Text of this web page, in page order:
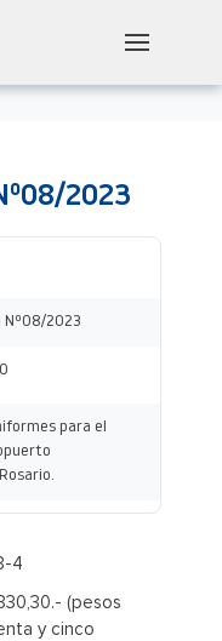
2023
Nº08/2023
para el
4
(pesos
y cinco